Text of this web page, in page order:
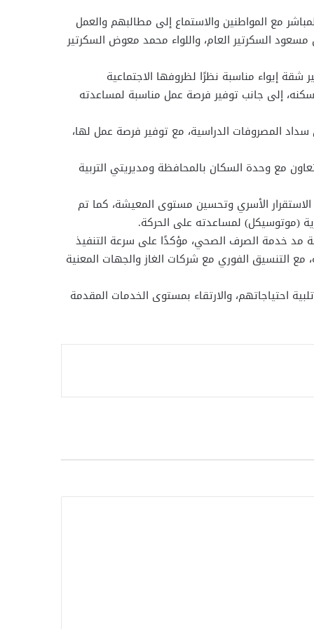
مع المواطنين والاستماع إلى مطالبهم والعمل
السكرتير العام، واللواء محمد معوض السكرتير
إيواء مناسبة نظرًا لظروفها الاجتماعية
إلى جانب توفير فرصة عمل مناسبة لمساعدته
المصروفات الدراسية، مع توفير فرصة عمل لها،
مع وحدة السكان بالمحافظة ومديريتي التربية
الأسري وتحسين مستوى المعيشة، كما تم
(موتوسيكل) لمساعدته على الحركة.
مد خدمة الصرف الصحي، مؤكدًا على سرعة التنفيذ
مع التنسيق الفوري مع شركات الغاز والجهات المعنية
احتياجاتهم، والارتقاء بمستوى الخدمات المقدمة